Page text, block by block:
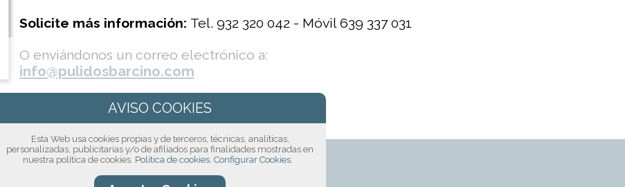
Solicite más información: Tel. 932 320 042 - Móvil 639 337 031
O enviándonos un correo electrónico a:
info@pulidosbarcino.com
el siguiente formulario:
Esta Web usa cookies propias y de terceros, técnicas, analíticas,
personalizadas, publicitarias y/o de afiliados para finalidades mostradas en
nuestra política de cookies. Política de cookies. Configurar Cookies.